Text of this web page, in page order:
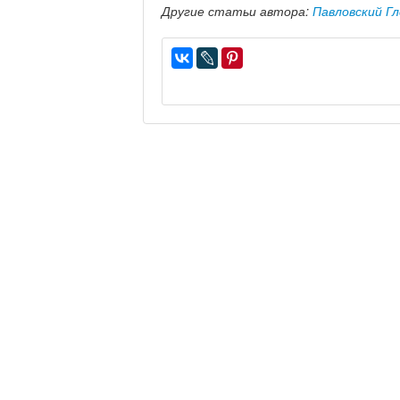
Другие статьи автора: Павловский